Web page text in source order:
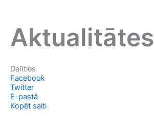
Aktualitātes
Dalīties
Facebook
Twitter
E-pastā
Kopēt saiti